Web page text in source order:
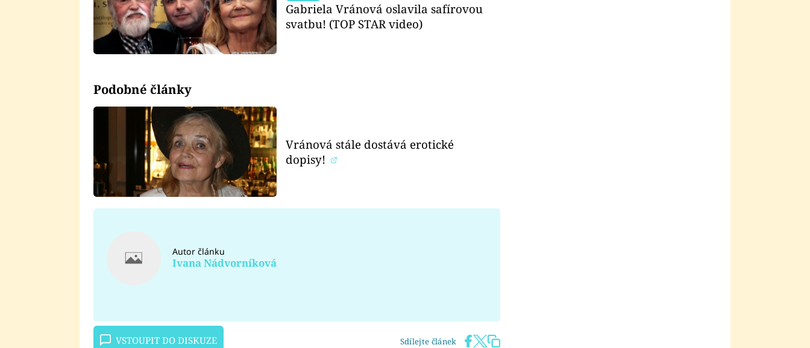
Gabriela Vránová oslavila safírovou
svatbu! (TOP STAR video)
Podobné články
Vránová stále dostává erotické
dopisy!
Autor článku
Ivana Nádvorníková
VSTOUPIT DO DISKUZE Sdílejte článek